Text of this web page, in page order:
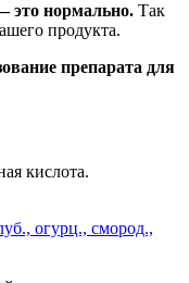
это нормально. Так
продукта.
препарата для
кислота.
огурц., смород.,